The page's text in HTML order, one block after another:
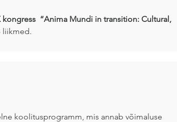
kongress “Anima Mundi in transition: Cultural,
liikmed.
koolitusprogramm, mis annab võimaluse